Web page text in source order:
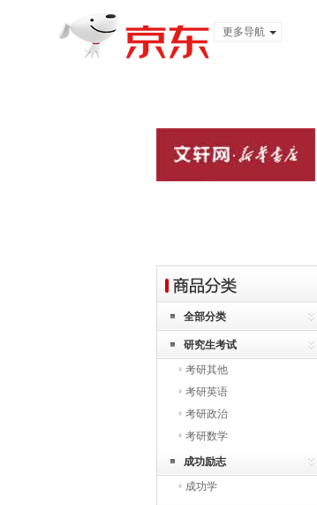
更多导航
全部分类
研究生考试
考研其他
考研英语
考研政治
考研数学
成功励志
成功学